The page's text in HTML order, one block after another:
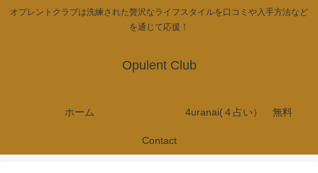
オプレントクラブは洗練された贅沢なライフスタイルを口コミや入手方法など
を通じて応援！
Opulent Club
ホーム 4uranai(４占い） 無料
Contact